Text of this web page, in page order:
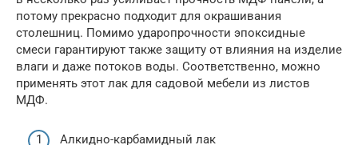
потому прекрасно подходит для окрашивания
столешниц. Помимо ударопрочности эпоксидные
смеси гарантируют также защиту от влияния на изделие
влаги и даже потоков воды. Соответственно, можно
применять этот лак для садовой мебели из листов
МДФ.
Алкидно-карбамидный лак